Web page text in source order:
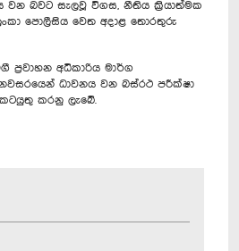
වන බවට සැලවූ විගස, නීතිය ක්‍රියාත්මක
පොලීසිය වෙත අදාළ තොරතුරු
ප්‍රවාහන අධිකාරිය මාර්ග
ධාවනය වන බස්රථ පරීක්ෂා
කරනු ලැබේ.